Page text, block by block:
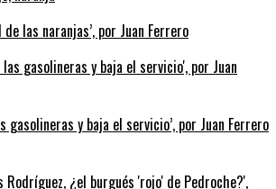
de las naranjas’, por Juan Ferrero
gasolineras y baja el servicio’, por Juan Ferrero